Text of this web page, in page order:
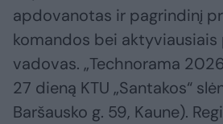
apdovanotas ir pagrindinį
komandos bei
vadovas. „Technorama
27 dieną KTU „Santakos“
Baršausko g. 59, Kaune).